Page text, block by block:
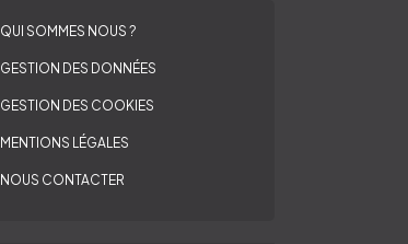
QUI SOMMES NOUS ?
GESTION DES DONNÉES
GESTION DES COOKIES
MENTIONS LÉGALES
NOUS CONTACTER